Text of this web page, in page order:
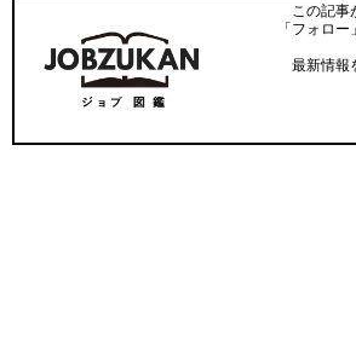
この記事
「フォロ
最新情報